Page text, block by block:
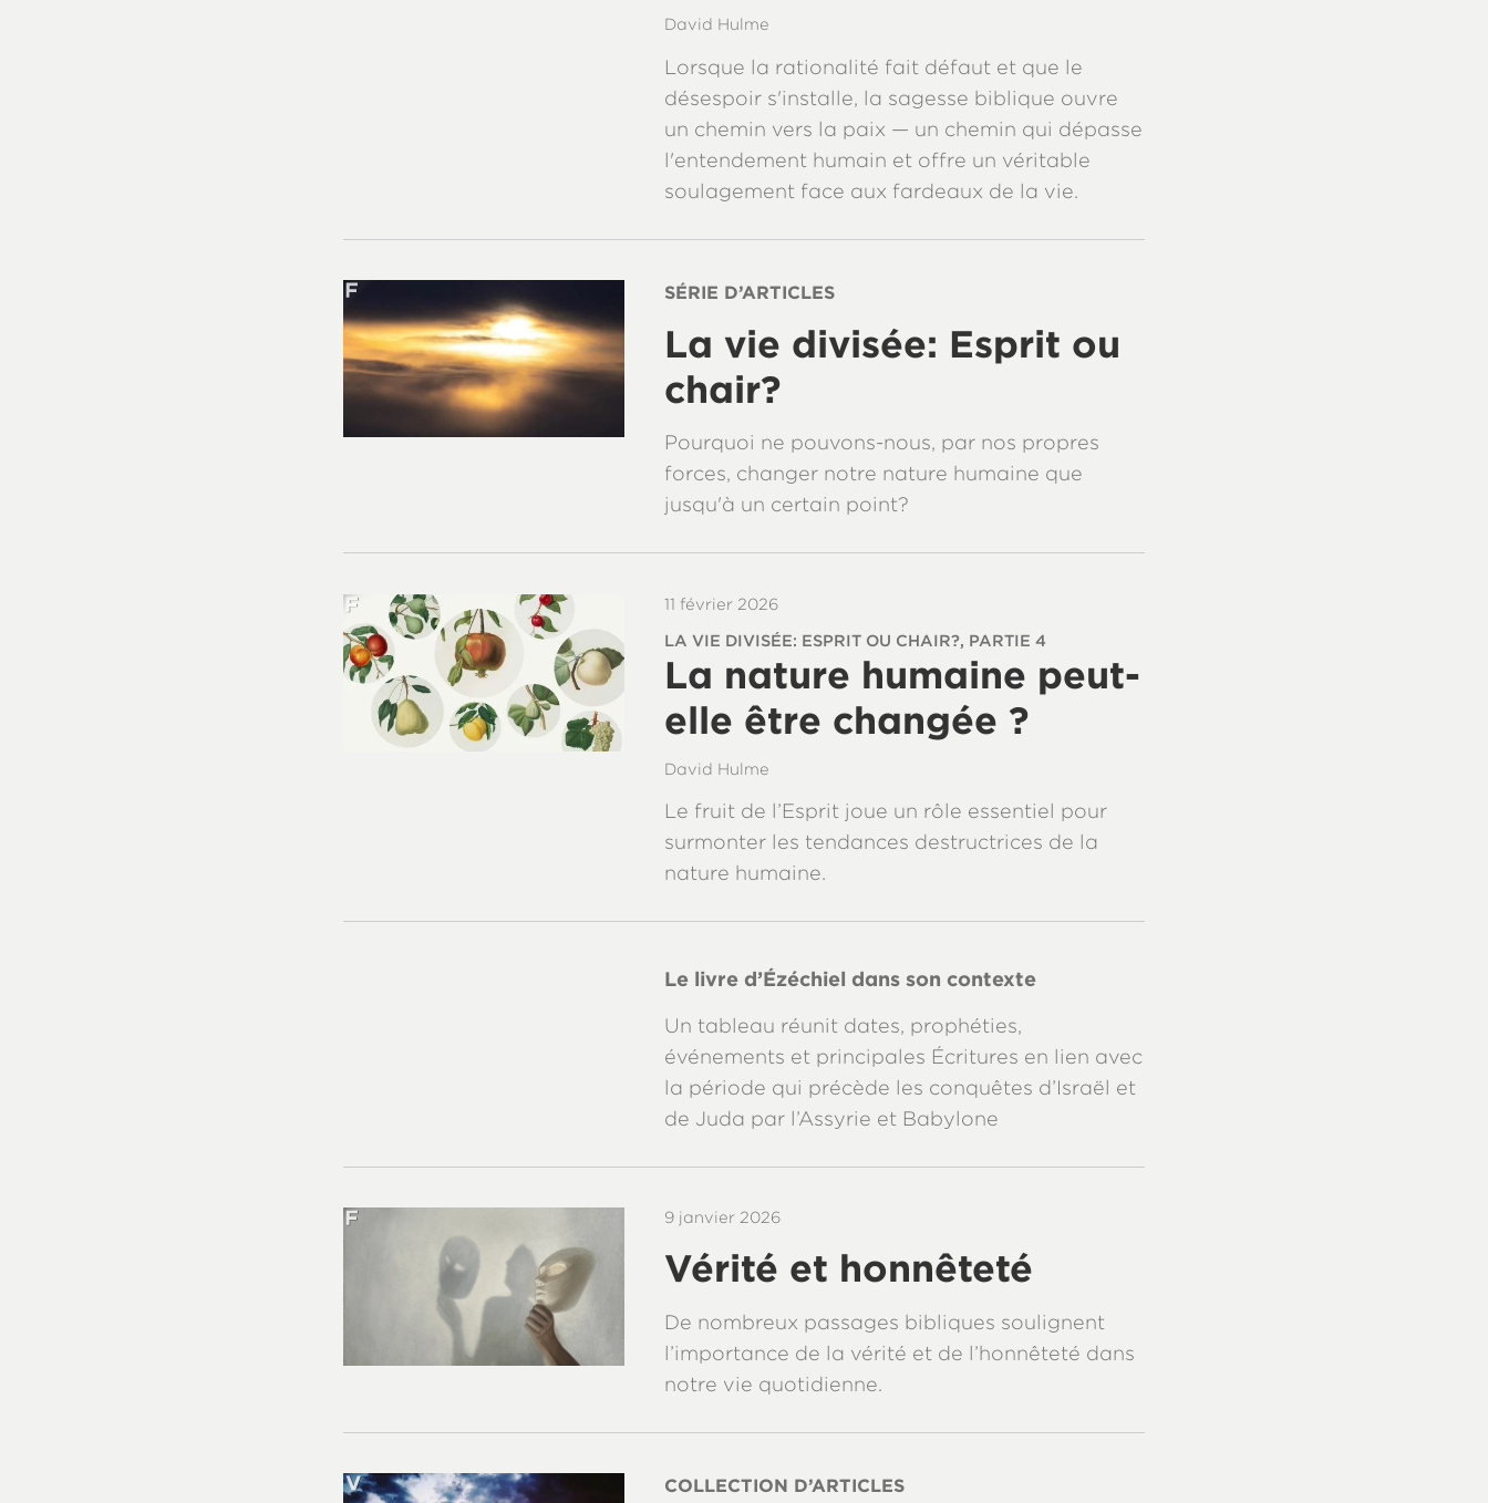
David Hulme
Lorsque la rationalité fait défaut et que le
désespoir s'installe, la sagesse biblique ouvre
un chemin vers la paix — un chemin qui dépasse
l'entendement humain et offre un véritable
soulagement face aux fardeaux de la vie.
SÉRIE D’ARTICLES
La vie divisée: Esprit ou
chair?
Pourquoi ne pouvons-nous, par nos propres
forces, changer notre nature humaine que
jusqu'à un certain point?
11 février 2026
LA VIE DIVISÉE: ESPRIT OU CHAIR?, PARTIE 4
La nature humaine peut-
elle être changée ?
David Hulme
Le fruit de l’Esprit joue un rôle essentiel pour
surmonter les tendances destructrices de la
nature humaine.
Le livre d’Ézéchiel dans son contexte
Un tableau réunit dates, prophéties,
événements et principales Écritures en lien avec
la période qui précède les conquêtes d’Israël et
de Juda par l’Assyrie et Babylone
9 janvier 2026
Vérité et honnêteté
De nombreux passages bibliques soulignent
l’importance de la vérité et de l’honnêteté dans
notre vie quotidienne.
COLLECTION D’ARTICLES